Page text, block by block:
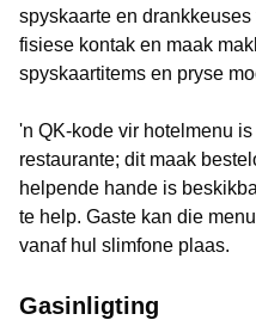
spyskaarte en
fisiese kontak en maak
spyskaartitems en pryse
'n QK-kode vir hotelmenu
restaurante; dit maak
helpende hande is
te help. Gaste kan die
vanaf hul slimfone plaas.
Gasinligting